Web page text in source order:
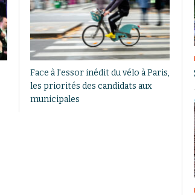
Face à l'essor inédit du vélo à Paris,
les priorités des candidats aux
municipales